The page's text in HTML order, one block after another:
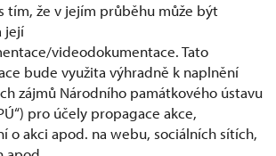
tím, že v jejím průběhu může být
její
videodokumentace. Tato
bude využita výhradně k naplnění
zájmů Národního památkového ústavu
pro účely propagace akce,
o akci apod. na webu, sociálních sítích,